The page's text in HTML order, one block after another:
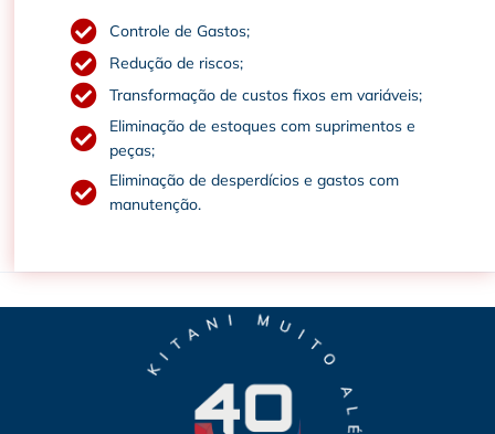
Controle de Gastos;
Redução de riscos;
Transformação de custos fixos em variáveis;
Eliminação de estoques com suprimentos e
peças;
Eliminação de desperdícios e gastos com
manutenção.